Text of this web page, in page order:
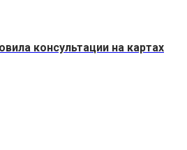
консультации на картах